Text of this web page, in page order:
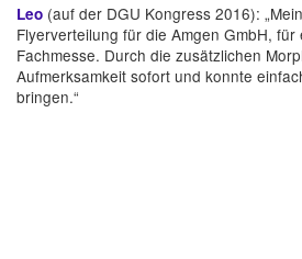
Leo (auf der DGU Kongress 2016):
Flyerverteilung für die Amgen GmbH,
Fachmesse. Durch die zusätzlichen
Aufmerksamkeit sofort und konnte
bringen.“